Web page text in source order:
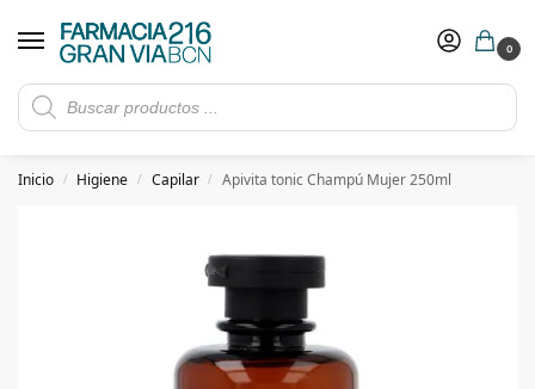
0
Rebajas de verano hasta -30%
​ 5€ de descuento con el cupón 5GRANVIA (compras superiores a 150€)
Inicio / Higiene / Capilar / Apivita tonic Champú Mujer 250ml